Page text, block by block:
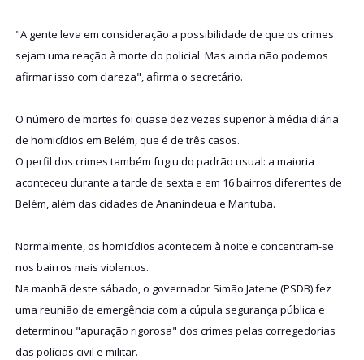
"A gente leva em consideração a possibilidade de que os crimes
sejam uma reação à morte do policial. Mas ainda não podemos
afirmar isso com clareza", afirma o secretário.
O número de mortes foi quase dez vezes superior à média diária
de homicídios em Belém, que é de três casos.
O perfil dos crimes também fugiu do padrão usual: a maioria
aconteceu durante a tarde de sexta e em 16 bairros diferentes de
Belém, além das cidades de Ananindeua e Marituba.
Normalmente, os homicídios acontecem à noite e concentram-se
nos bairros mais violentos.
Na manhã deste sábado, o governador Simão Jatene (PSDB) fez
uma reunião de emergência com a cúpula segurança pública e
determinou "apuração rigorosa" dos crimes pelas corregedorias
das polícias civil e militar.